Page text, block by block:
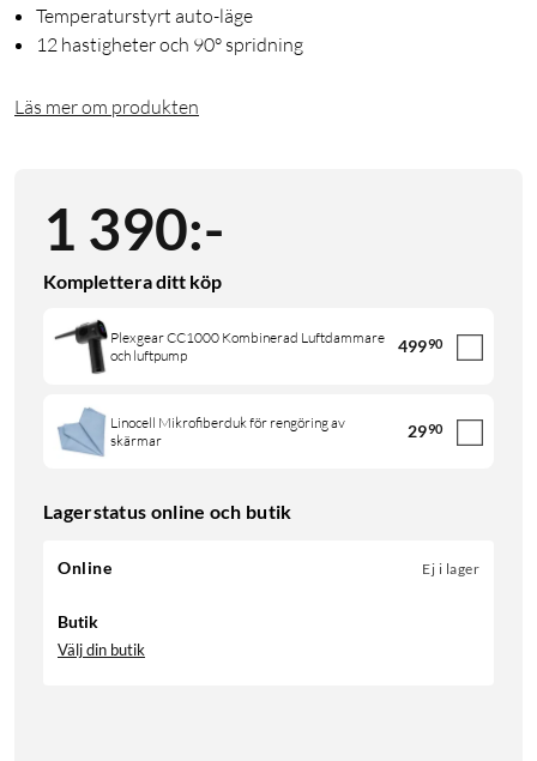
Temperaturstyrt auto-läge
12 hastigheter och 90° spridning
Läs mer om produkten
1 390:-
Komplettera ditt köp
Plexgear CC1000 Kombinerad Luftdammare
och luftpump
49990
Linocell Mikrofiberduk för rengöring av
skärmar
2990
Lagerstatus online och butik
Online Ej i lager
Butik
Välj din butik